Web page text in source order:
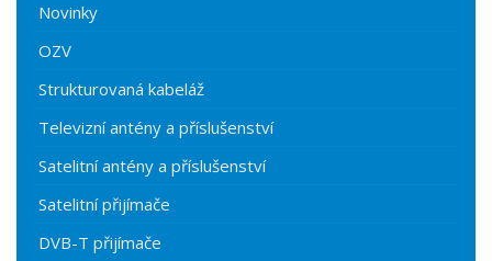
Novinky
OZV
Strukturovaná kabeláž
Televizní antény a příslušenství
Satelitní antény a příslušenství
Satelitní přijímače
DVB-T přijímače